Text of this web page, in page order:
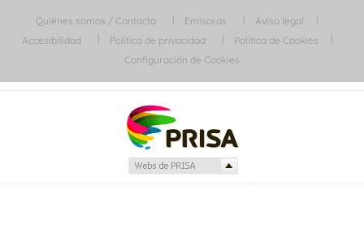
Quiénes somos / Contacta Emisoras
Aviso legal
Accesibilidad
Política de privacidad
Política de Cookies
Configuración de Cookies